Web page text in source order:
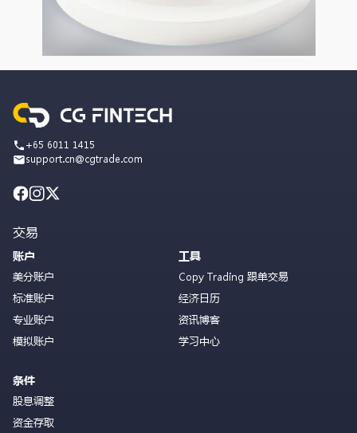
+65 6011 1415
support.cn@cgtrade.com
交易
账户
美分账户
标准账户
专业账户
模拟账户
条件
股息调整
资金存取
工具
Copy Trading 跟单交易
经济日历
资讯博客
学习中心